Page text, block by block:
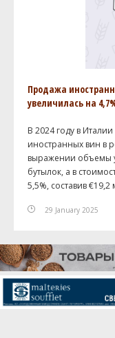
Продажа
увеличилась на
В 2024 году в
иностранных вин в
выражении объемы
бутылок, а в
5,5%, составив €19,2
29 January 2025